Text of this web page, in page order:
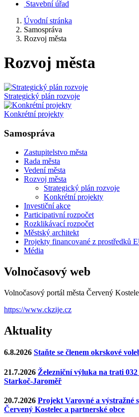
Stavební úřad
Úvodní stránka
Samospráva
Rozvoj města
Rozvoj města
Strategický plán rozvoje
Konkrétní projekty
Samospráva
Zastupitelstvo města
Rada města
Vedení města
Rozvoj města
Strategický plán rozvoje
Konkrétní projekty
Investiční akce
Participativní rozpočet
Rozklikávací rozpočet
Městský architekt
Projekty financované z prostředků
Média
Volnočasový web
Volnočasový portál města Červený
https://www.ckzije.cz
Aktuality
6.8.2026 Staňte se členem okrskové
21.7.2026 Železniční výluka na trati 032
Starkoč-Jaroměř
20.7.2026 Projekt Varovné a výstražné
Červený Kostelec a partnerské obce